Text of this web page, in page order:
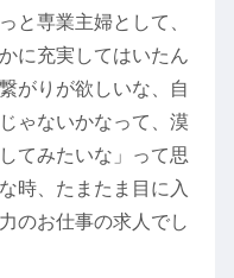
と専業主婦として、
に充実してはいたん
がりが欲しいな、自
ゃないかなって、漠
てみたいな」って思
時、たまたま目に入
のお仕事の求人でし